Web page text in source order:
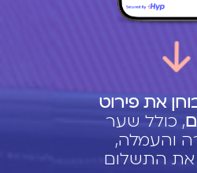
את פירוט
, כולל שער
והעמלה,
את התשלום